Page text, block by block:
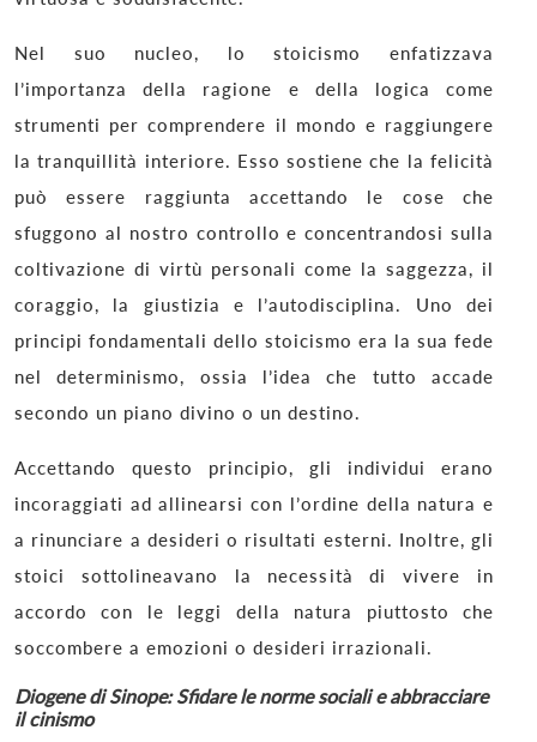
Nel suo nucleo, lo stoicismo enfatizzava
l’importanza della ragione e della logica come
strumenti per comprendere il mondo e raggiungere
la tranquillità interiore. Esso sostiene che la felicità
può essere raggiunta accettando le cose che
sfuggono al nostro controllo e concentrandosi sulla
coltivazione di virtù personali come la saggezza, il
coraggio, la giustizia e l’autodisciplina. Uno dei
principi fondamentali dello stoicismo era la sua fede
nel determinismo, ossia l’idea che tutto accade
secondo un piano divino o un destino.
Accettando questo principio, gli individui erano
incoraggiati ad allinearsi con l’ordine della natura e
a rinunciare a desideri o risultati esterni. Inoltre, gli
stoici sottolineavano la necessità di vivere in
accordo con le leggi della natura piuttosto che
soccombere a emozioni o desideri irrazionali.
Diogene di Sinope: Sfidare le norme sociali e abbracciare
il cinismo